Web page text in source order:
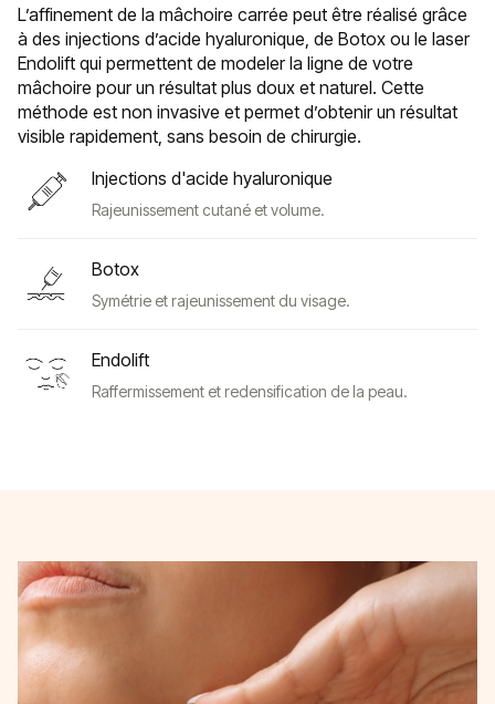
L’affinement de la mâchoire carrée peut être réalisé grâce
à des injections d’acide hyaluronique, de Botox ou le laser
Endolift qui permettent de modeler la ligne de votre
mâchoire pour un résultat plus doux et naturel. Cette
méthode est non invasive et permet d’obtenir un résultat
visible rapidement, sans besoin de chirurgie.
Injections d'acide hyaluronique
Rajeunissement cutané et volume.
Botox
Symétrie et rajeunissement du visage.
Endolift
Raffermissement et redensification de la peau.